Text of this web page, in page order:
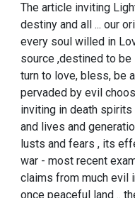
The article inviting
destiny and all ... our
every soul willed in
source ,destined to
turn to love, bless, be
pervaded by evil
inviting in death
and lives and
lusts and fears , its
war - most recent
claims from much evil
once peaceful land ..